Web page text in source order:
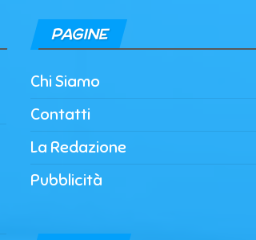
PAGINE
Chi Siamo
Contatti
La Redazione
Pubblicità